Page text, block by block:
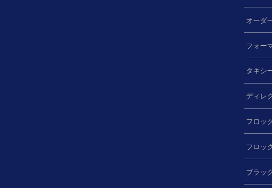
オーダ
フォー
タキシ
ディレ
フロッ
フロッ
ブラッ